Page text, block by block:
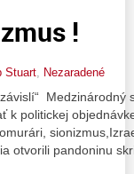
!
Stuart Nezaradené
Medzinárodný
k politickej
otvorili pandoninu